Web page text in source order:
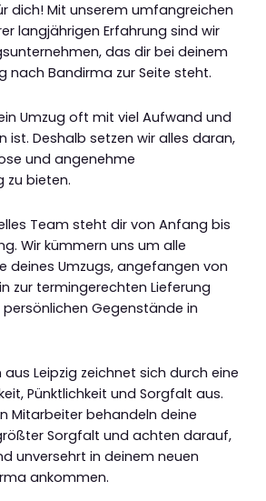
dich! Mit unserem umfangreichen
langjährigen Erfahrung sind wir
das dir bei deinem
nach Bandirma zur Seite steht.
Umzug oft mit viel Aufwand und
ist. Deshalb setzen wir alles daran,
und angenehme
zu bieten.
Team steht dir von Anfang bis
Wir kümmern uns um alle
deines Umzugs, angefangen von
zur termingerechten Lieferung
Gegenstände in
Leipzig zeichnet sich durch eine
Pünktlichkeit und Sorgfalt aus.
Mitarbeiter behandeln deine
Sorgfalt und achten darauf,
unversehrt in deinem neuen
ankommen.